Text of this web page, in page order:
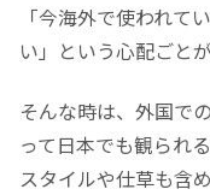
「今海外で使われて
い」という心配ごと
そんな時は、外国で
って日本でも観られ
スタイルや仕草も含